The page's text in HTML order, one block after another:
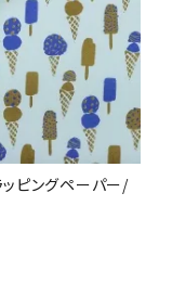
ピングペーパー/